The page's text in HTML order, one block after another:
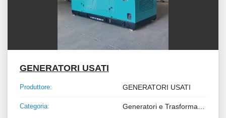
GENERATORI USATI
Produttore: GENERATORI USATI
Categoria: